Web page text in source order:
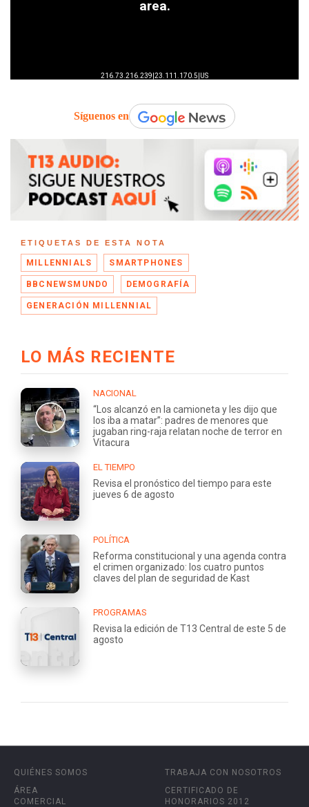
Síguenos en
ETIQUETAS DE ESTA NOTA
MILLENNIALS SMARTPHONES
BBCNEWSMUNDO DEMOGRAFÍA
GENERACIÓN MILLENNIAL
LO MÁS RECIENTE
NACIONAL
“Los alcanzó en la camioneta y les dijo que
los iba a matar”: padres de menores que
jugaban ring-raja relatan noche de terror en
Vitacura
EL TIEMPO
Revisa el pronóstico del tiempo para este
jueves 6 de agosto
POLÍTICA
Reforma constitucional y una agenda contra
el crimen organizado: los cuatro puntos
claves del plan de seguridad de Kast
PROGRAMAS
Revisa la edición de T13 Central de este 5 de
agosto
QUIÉNES SOMOS
ÁREA
COMERCIAL
TRABAJA CON NOSOTROS
CERTIFICADO DE
HONORARIOS 2012